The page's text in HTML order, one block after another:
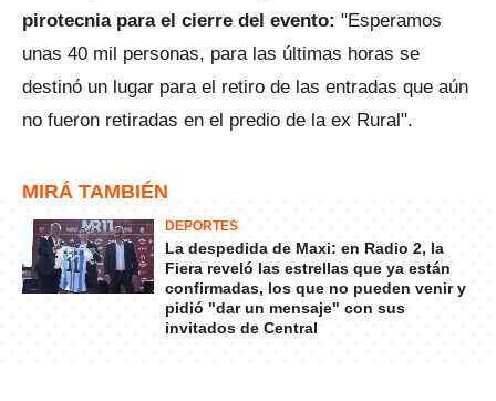
pirotecnia para el cierre del evento: "Esperamos
unas 40 mil personas, para las últimas horas se
destinó un lugar para el retiro de las entradas que aún
no fueron retiradas en el predio de la ex Rural".
MIRÁ TAMBIÉN
DEPORTES
La despedida de Maxi: en Radio 2, la
Fiera reveló las estrellas que ya están
confirmadas, los que no pueden venir y
pidió "dar un mensaje" con sus
invitados de Central